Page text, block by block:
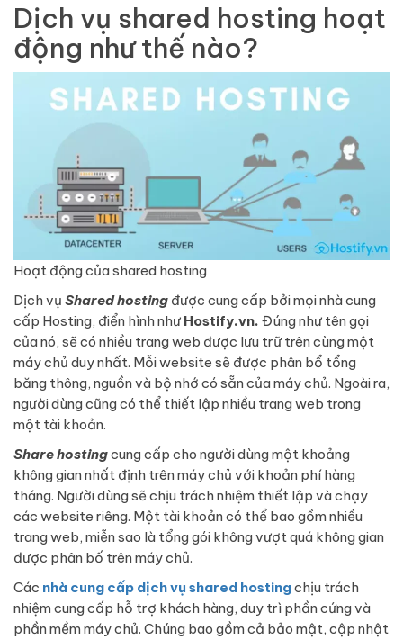
Dịch vụ shared hosting hoạt
động như thế nào?
Hoạt động của shared hosting
Dịch vụ Shared hosting được cung cấp bởi mọi nhà cung
cấp Hosting, điển hình như Hostify.vn. Đúng như tên gọi
của nó, sẽ có nhiều trang web được lưu trữ trên cùng một
máy chủ duy nhất. Mỗi website sẽ được phân bổ tổng
băng thông, nguồn và bộ nhớ có sẵn của máy chủ. Ngoài ra,
người dùng cũng có thể thiết lập nhiều trang web trong
một tài khoản.
Share hostingcung cấp cho người dùng một khoảng
không gian nhất định trên máy chủ với khoản phí hàng
tháng. Người dùng sẽ chịu trách nhiệm thiết lập và chạy
các website riêng. Một tài khoản có thể bao gồm nhiều
trang web, miễn sao là tổng gói không vượt quá không gian
được phân bố trên máy chủ.
Các nhà cung cấp dịch vụ shared hostingchịu trách
nhiệm cung cấp hỗ trợ khách hàng, duy trì phần cứng và
phần mềm máy chủ. Chúng bao gồm cả bảo mật, cập nhật